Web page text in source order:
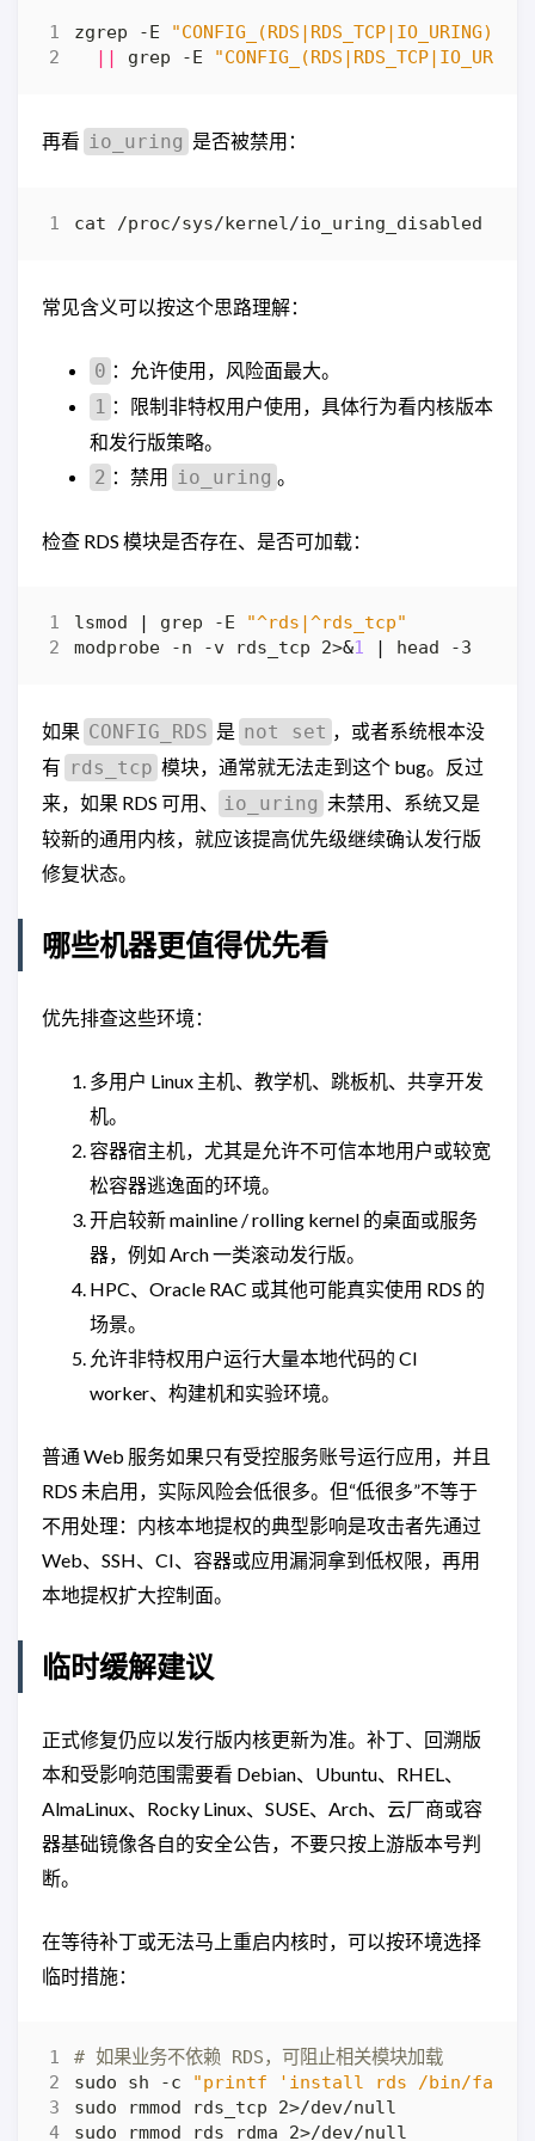
zgrep -E "CONFIG_(RDS|RDS_TCP|IO_URING)"
||
grep -E
再看 io_uring 是否被禁用：
常见含义可以按这个思路理解：
0 ：允许使用，风险面最大。
1 ：限制非特权用户使用，具体行为看内核版本
和发行版策略。
2 ：禁用 io_uring 。
检查 RDS 模块是否存在、是否可加载：
lsmod | grep -E "^rds|^rds_tcp"
modprobe -n -v rds_tcp 2>&1 |
如果 CONFIG_RDS 是 not set ，或者系统根本没
有 rds_tcp 模块，通常就无法走到这个 bug。反过
来，如果 RDS 可用、
io_uring 未禁用、系统又是
较新的通用内核，就应该提高优先级继续确认发行版
修复状态。
哪些机器更值得优先看
优先排查这些环境：
多用户 Linux 主机、教学机、跳板机、共享开发
机。
容器宿主机，尤其是允许不可信本地用户或较宽
松容器逃逸面的环境。
开启较新 mainline / rolling kernel 的桌面或服务
器，例如 Arch 一类滚动发行版。
HPC、Oracle RAC 或其他可能真实使用 RDS 的
场景。
允许非特权用户运行大量本地代码的 CI
worker、构建机和实验环境。
普通 Web 服务如果只有受控服务账号运行应用，并且
RDS 未启用，实际风险会低很多。但“低很多”不等于
不用处理：内核本地提权的典型影响是攻击者先通过
Web、SSH、CI、容器或应用漏洞拿到低权限，再用
本地提权扩大控制面。
临时缓解建议
正式修复仍应以发行版内核更新为准。补丁、回溯版
本和受影响范围需要看 Debian、Ubuntu、RHEL、
AlmaLinux、Rocky Linux、SUSE、Arch、云厂商或容
器基础镜像各自的安全公告，不要只按上游版本号判
断。
在等待补丁或无法马上重启内核时，可以按环境选择
临时措施：
# 如果业务不依赖 RDS，可阻止相关模块加载
sudo sh -c "printf 'install rds /bin/